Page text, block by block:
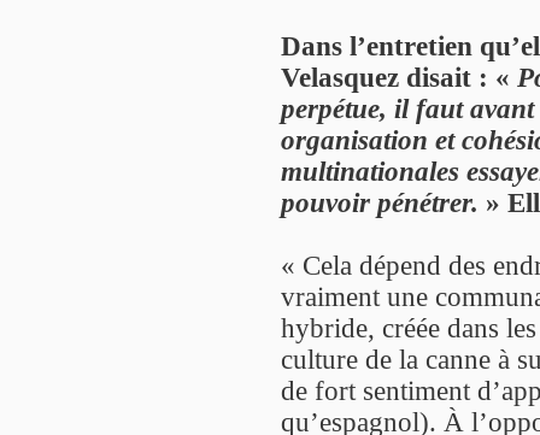
Dans l’entretien
Velasquez disait : «
perpétue, il faut
organisation et
multinationales
pouvoir pénétrer. »
« Cela dépend des
vraiment une
hybride, créée dans
culture de la canne à
de fort sentiment
qu’espagnol). À